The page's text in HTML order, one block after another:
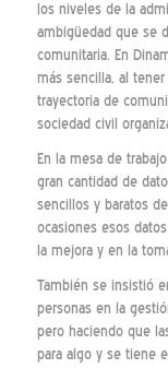
los niveles de la
ambigüedad que se
comunitaria. En
más sencilla, al
trayectoria de
sociedad civil
En la mesa de
gran cantidad de
sencillos y baratos
ocasiones esos
la mejora y en la
También se insistió
personas en la
pero haciendo que
para algo y se tiene